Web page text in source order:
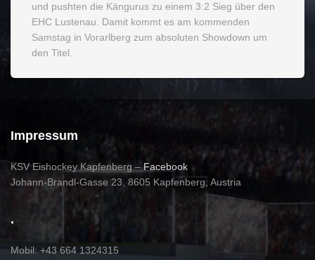
und pushten die Kängurus zu einem 3:2 Sieg über den
EHC Lustenau. Damit kommt es am kommenden
Samstag in Vorarlberg zum absoluten Showdown um
den Titel.
Impressum
KSV Eishockey Kapfenberg –Facebook
Johann-Brandl-Gasse 23, 8605 Kapfenberg, Austria
.
Mobil: +43 664 1324315